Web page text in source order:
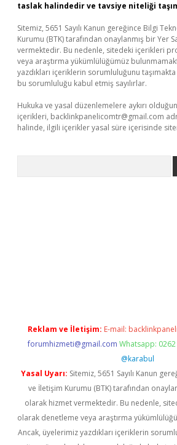
taslak halindedir ve tavsiye niteliği
Sitemiz, 5651 Sayılı Kanun gereğince Bilgi
Kurumu (BTK) tarafından onaylanmış bir Yer
vermektedir. Bu nedenle, sitedeki içerikleri
veya araştırma yükümlülüğümüz
yazdıkları içeriklerin sorumluluğunu
bu sorumluluğu kabul etmiş sayılırlar.
Hukuka ve yasal düzenlemelere aykırı
içerikleri, backlinkpanelicomtr@gmail.com
halinde, ilgili içerikler yasal süre içerisinde
Reklam ve İletişim: E-mail:
forumhizmeti@gmail.com Whatsapp:
@karabul
Yasal Uyarı: Sitemiz, 5651 Sayılı Kanun
ve İletişim Kurumu (BTK) tarafından
olarak hizmet vermektedir. Bu nedenle,
olarak denetleme veya araştırma
Ancak, üyelerimiz yazdıkları içeriklerin